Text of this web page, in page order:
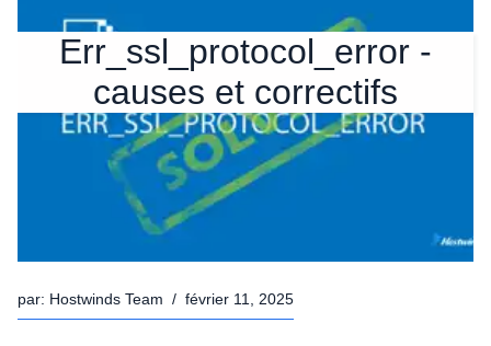
Err_ssl_protocol_error -
causes et correctifs
par: Hostwinds Team / février 11, 2025